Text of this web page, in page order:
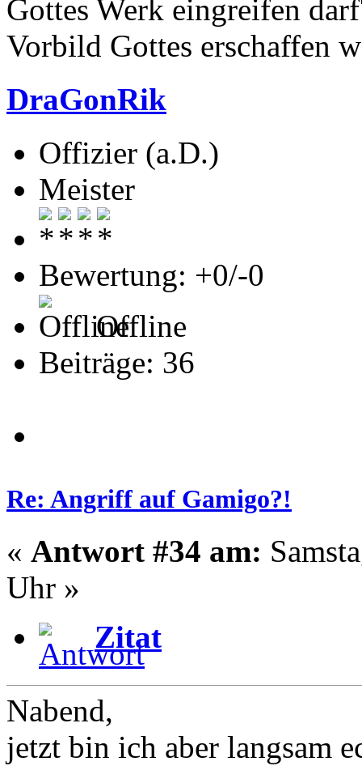
Gottes Werk eingreifen
Vorbild Gottes erschaffen
DraGonRik
Offizier (a.D.)
Meister
Bewertung: +0/-0
Offline
Beiträge: 36
Re: Angriff auf Gamigo?!
« Antwort #34 am:
Uhr »
Zitat
Nabend,
jetzt bin ich aber langsam